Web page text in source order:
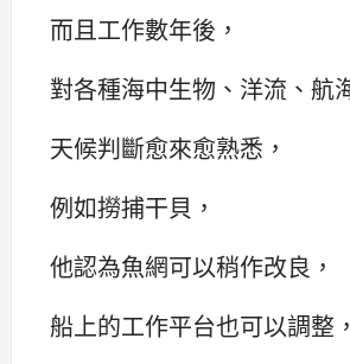
而且工作數年後，
對各種海中生物、洋流、航
天候判斷愈來愈熟悉，
例如撈捕干貝，
他認為魚網可以稍作改良，
船上的工作平台也可以調整，